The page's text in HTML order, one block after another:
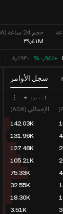
حجم 24 ساعة (ADA)
٣٩٫٤١M
‮+‭١٫٠٣٪؜‬%‬ ٨٫١٩٩٩
سجل الأوامر
٠٫٠٠٠١
الإجمالي (ADA)
167.82K
154.75K
150.26K
127.52K
100.30K
46.64K
16.05K
2.88K